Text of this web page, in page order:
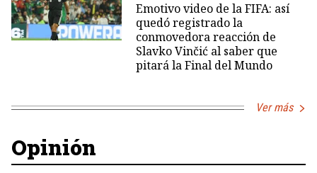
Emotivo video de la FIFA: así
quedó registrado la
conmovedora reacción de
Slavko Vinčić al saber que
pitará la Final del Mundo
Ver más
Opinión